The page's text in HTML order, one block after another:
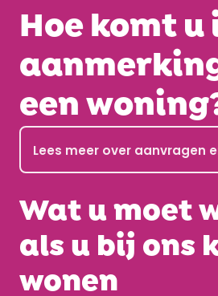
Hoe komt u
een
Lees meer over aanvragen
Wat u moet
als u bij ons
wonen